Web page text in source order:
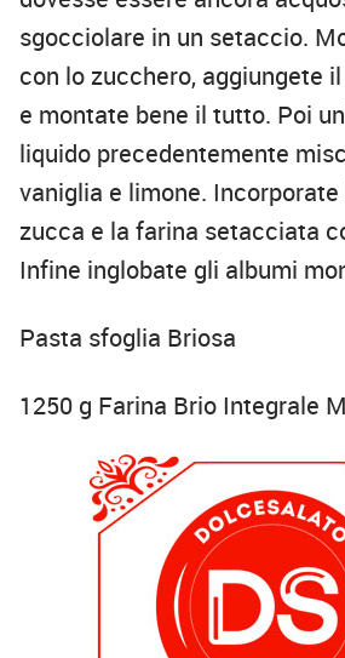
sgocciolare in un setaccio.
con lo zucchero, aggiungete
e montate bene il tutto. Poi
liquido precedentemente
vaniglia e limone. Incorporate
zucca e la farina setacciata
Infine inglobate gli albumi
Pasta sfoglia Briosa
1250 g Farina Brio Integrale